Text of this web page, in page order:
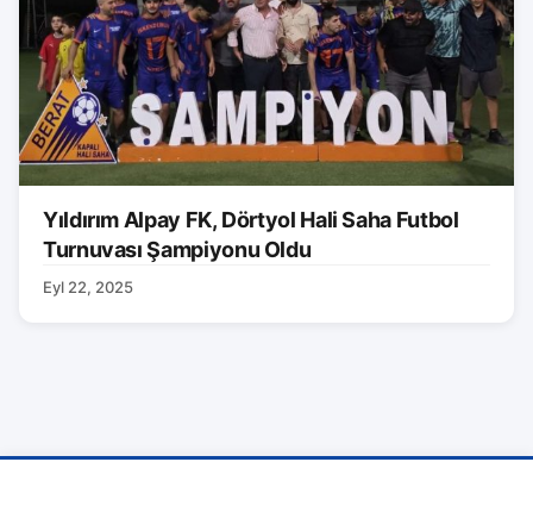
Yıldırım Alpay FK, Dörtyol Hali Saha Futbol
Turnuvası Şampiyonu Oldu
Eyl 22, 2025